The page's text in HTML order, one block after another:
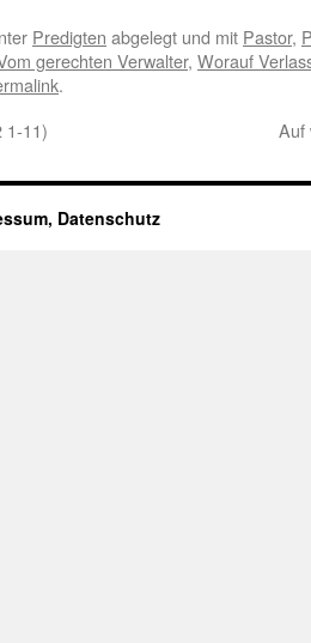
Predigten abgelegt und mit Pastor,
gerechten Verwalter, Worauf
.
1-11) Auf
Datenschutz